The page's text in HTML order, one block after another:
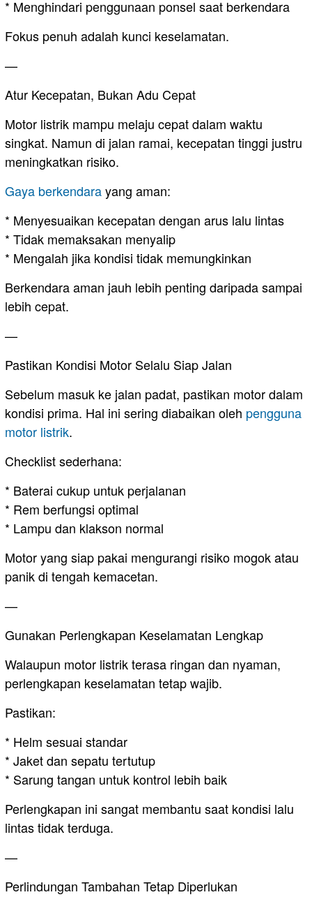
* Menghindari penggunaan ponsel saat berkendara
Fokus penuh adalah kunci keselamatan.
—
Atur Kecepatan, Bukan Adu Cepat
Motor listrik mampu melaju cepat dalam waktu
singkat. Namun di jalan ramai, kecepatan tinggi justru
meningkatkan risiko.
Gaya berkendarayang aman:
* Menyesuaikan kecepatan dengan arus lalu lintas
* Tidak memaksakan menyalip
* Mengalah jika kondisi tidak memungkinkan
Berkendara aman jauh lebih penting daripada sampai
lebih cepat.
—
Pastikan Kondisi Motor Selalu Siap Jalan
Sebelum masuk ke jalan padat, pastikan motor dalam
kondisi prima. Hal ini sering diabaikan oleh pengguna
motor listrik.
Checklist sederhana:
* Baterai cukup untuk perjalanan
* Rem berfungsi optimal
* Lampu dan klakson normal
Motor yang siap pakai mengurangi risiko mogok atau
panik di tengah kemacetan.
—
Gunakan Perlengkapan Keselamatan Lengkap
Walaupun motor listrik terasa ringan dan nyaman,
perlengkapan keselamatan tetap wajib.
Pastikan:
* Helm sesuai standar
* Jaket dan sepatu tertutup
* Sarung tangan untuk kontrol lebih baik
Perlengkapan ini sangat membantu saat kondisi lalu
lintas tidak terduga.
—
Perlindungan Tambahan Tetap Diperlukan